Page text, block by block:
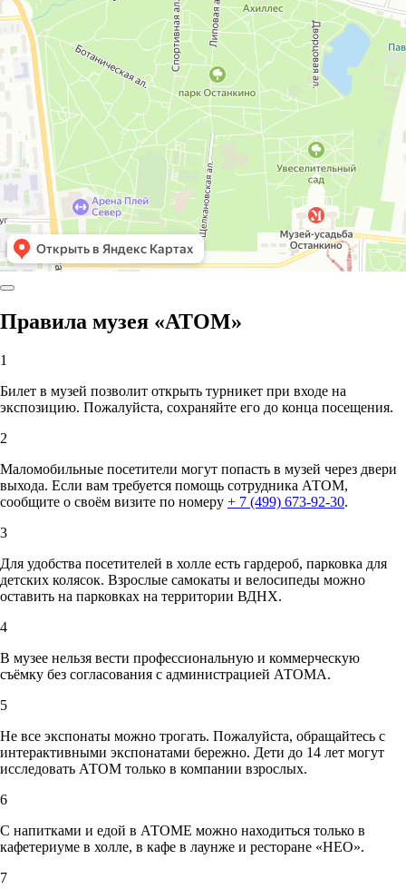
Правила музея «АТОМ»
1
Билет в музей позволит открыть турникет при входе на
экспозицию. Пожалуйста, сохраняйте его до конца посещения.
2
Маломобильные посетители могут попасть в музей через двери
выхода. Если вам требуется помощь сотрудника АТОМ,
сообщите о своём визите по номеру + 7 (499) 673-92-30.
3
Для удобства посетителей в холле есть гардероб, парковка для
детских колясок. Взрослые самокаты и велосипеды можно
оставить на парковках на территории ВДНХ.
4
В музее нельзя вести профессиональную и коммерческую
съёмку без согласования с администрацией АТОМА.
5
Не все экспонаты можно трогать. Пожалуйста, обращайтесь с
интерактивными экспонатами бережно. Дети до 14 лет могут
исследовать АТОМ только в компании взрослых.
6
С напитками и едой в АТОМЕ можно находиться только в
кафетериуме в холле, в кафе в лаунже и ресторане «НЕО».
7